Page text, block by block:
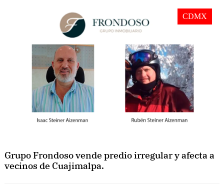
CDMX
Grupo Frondoso vende predio irregular y afecta a
vecinos de Cuajimalpa.